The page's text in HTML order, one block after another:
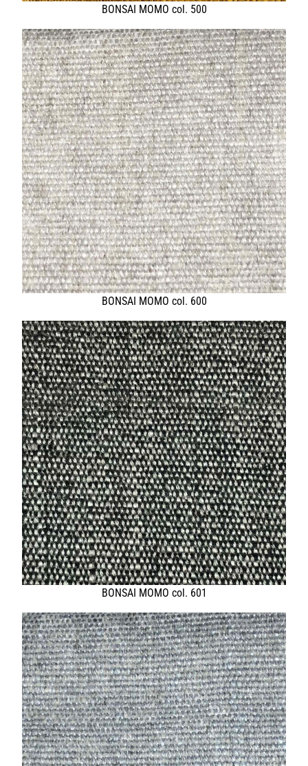
PRODUKTE
DIENSTLEISTUNGEN
KNOW HOW
NEWS
KONTAKT